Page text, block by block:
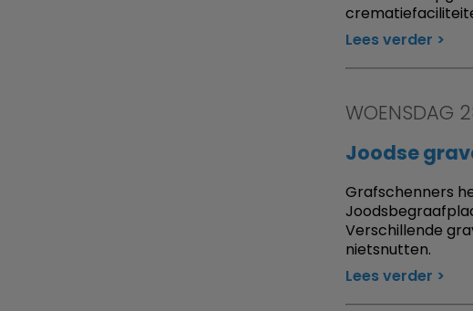
Lees verder
WOENSDAG
Joodse
Grafschenners
Verschillende
nietsnutten.
Lees verder